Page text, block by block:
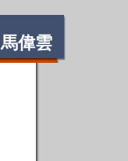
馬偉雲